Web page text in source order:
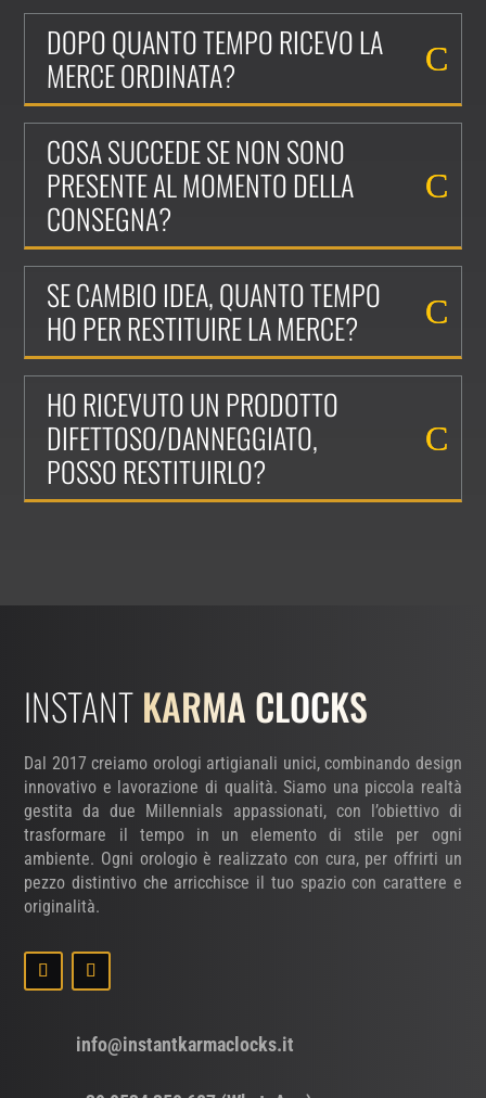
DOPO QUANTO TEMPO RICEVO LA
MERCE ORDINATA?
COSA SUCCEDE SE NON SONO
PRESENTE AL MOMENTO DELLA
CONSEGNA?
SE CAMBIO IDEA, QUANTO TEMPO
HO PER RESTITUIRE LA MERCE?
HO RICEVUTO UN PRODOTTO
DIFETTOSO/DANNEGGIATO,
POSSO RESTITUIRLO?
INSTANTKARMA CLOCKS
Dal 2017 creiamo orologi artigianali unici, combinando design
innovativo e lavorazione di qualità. Siamo una piccola realtà
gestita da due Millennials appassionati, con l’obiettivo di
trasformare il tempo in un elemento di stile per ogni
ambiente. Ogni orologio è realizzato con cura, per offrirti un
pezzo distintivo che arricchisce il tuo spazio con carattere e
originalità.
info@instantkarmaclocks.it